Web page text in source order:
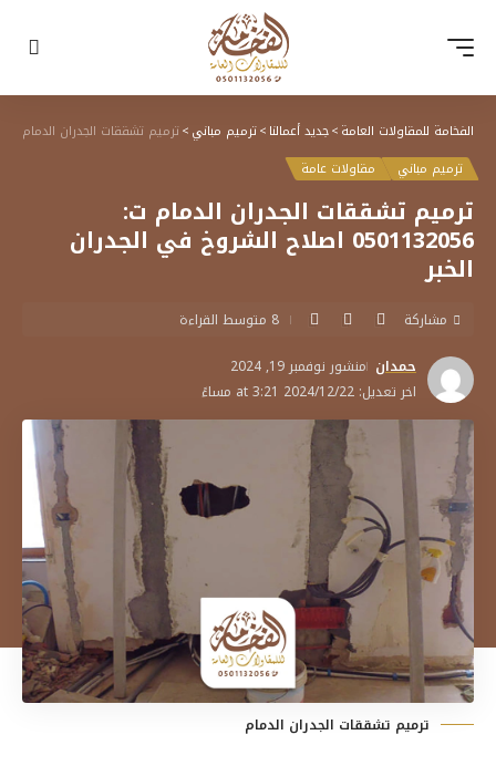
الفخامة للمقاولات العامة>جديد أعمالنا>ترميم مباني>ترميم تشققات الجدران الدمام ت: 0501132056 اصلاح الشروخ في الجدران الخبر
ترميم مباني
مقاولات عامة
ترميم تشققات الجدران الدمام ت:
0501132056 اصلاح الشروخ في الجدران
الخبر
اخر تعديل: 2024/12/22 at 3:21 مساءً
حمدان منشور نوفمبر 19, 2024
مشاركة 8 متوسط القراءة
ترميم تشققات الجدران الدمام